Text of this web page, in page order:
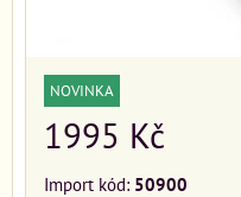
NOVINKA
1995 Kč
Import kód: 50900